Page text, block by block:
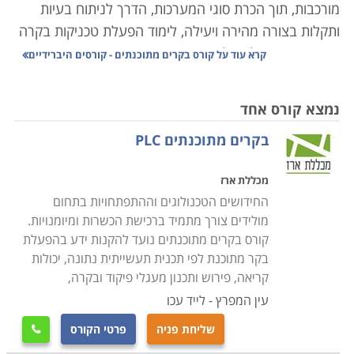
מורכבות, תוך הכרת סוגי המערכות, הדרך לניתוח בעיות
ותקלות בצורה מהירה ויעילה, לימוד הפעלת טכניקות בקרה
שונות ופיקוח על האלמנטים הרבים המרכיבים את המערכת
תהליך בקרה נעשו בעבר באופן ידני, ברמת דיוק פחותה
ותגובה איטית, אשר הקשו על הצורך בשמירת ערכים
קבועים של משתנים כגון לחץ, חום, זרימה, או לחות.
ההתפתחויות הטכנולוגיות הביאו לפיתוח תחום הנדסת
המכשור והבקרה. תחום זה עוסק בתכנון ויישום מערכות
ממוחשבות לבקרת משתנים כמו ספיקה, טמפרטורה, תנאי
אקלים, בקרת נוזלים, מערכות הנעה, משקל, אנרגיה
ורובוטיקה, איסוף נתונים ומעקב אחרי פעילות המערכת
המכשור והבקרה משמשים כיום בתפקיד מרכזי במפעלים
קרא עוד עלקורס בקרים מתוכנתים - קורסים היברידיים
נמצא קורס אחד
בקרים מתוכנתים PLC
מכללת ארז
החידושים הטכנולוגים וההתפתחויות בתחום
מולידים צורך מתמיד ברכישת הכשרות ומיומנויות.
קורס בקרים מתוכנתים נועד להקנות ידע בהפעלת
בקר מתוכנת לפי תכנית תעשייתית נתונה, יכולות
קריאה, פירוש ותכנון מעגלי פיקוד ובקרה,
עין המפרץ - לייד עכו
שליחת פניה פרטי הקורס 